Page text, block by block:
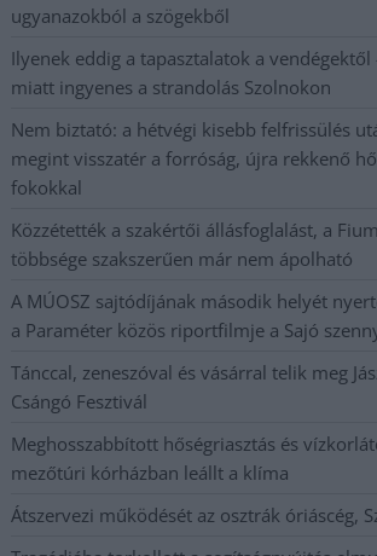
ugyanazokból a szögekből
Ilyenek eddig a tapasztalatok a
miatt ingyenes a strandolás Szolnokon
Nem biztató: a hétvégi kisebb felfrissülés
megint visszatér a forróság, újra rekkenő
fokokkal
Közzétették a szakértői állásfoglalást, a
többsége szakszerűen már nem ápolható
A MÚOSZ sajtódíjának második helyét
a Paraméter közös riportfilmje a Sajó
Tánccal, zeneszóval és vásárral telik meg
Csángó Fesztivál
Meghosszabbított hőségriasztás és
mezőtúri kórházban leállt a klíma
Átszervezi működését az osztrák óriáscég,